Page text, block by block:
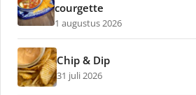
courgette
1 augustus 2026
Chip & Dip
31 juli 2026